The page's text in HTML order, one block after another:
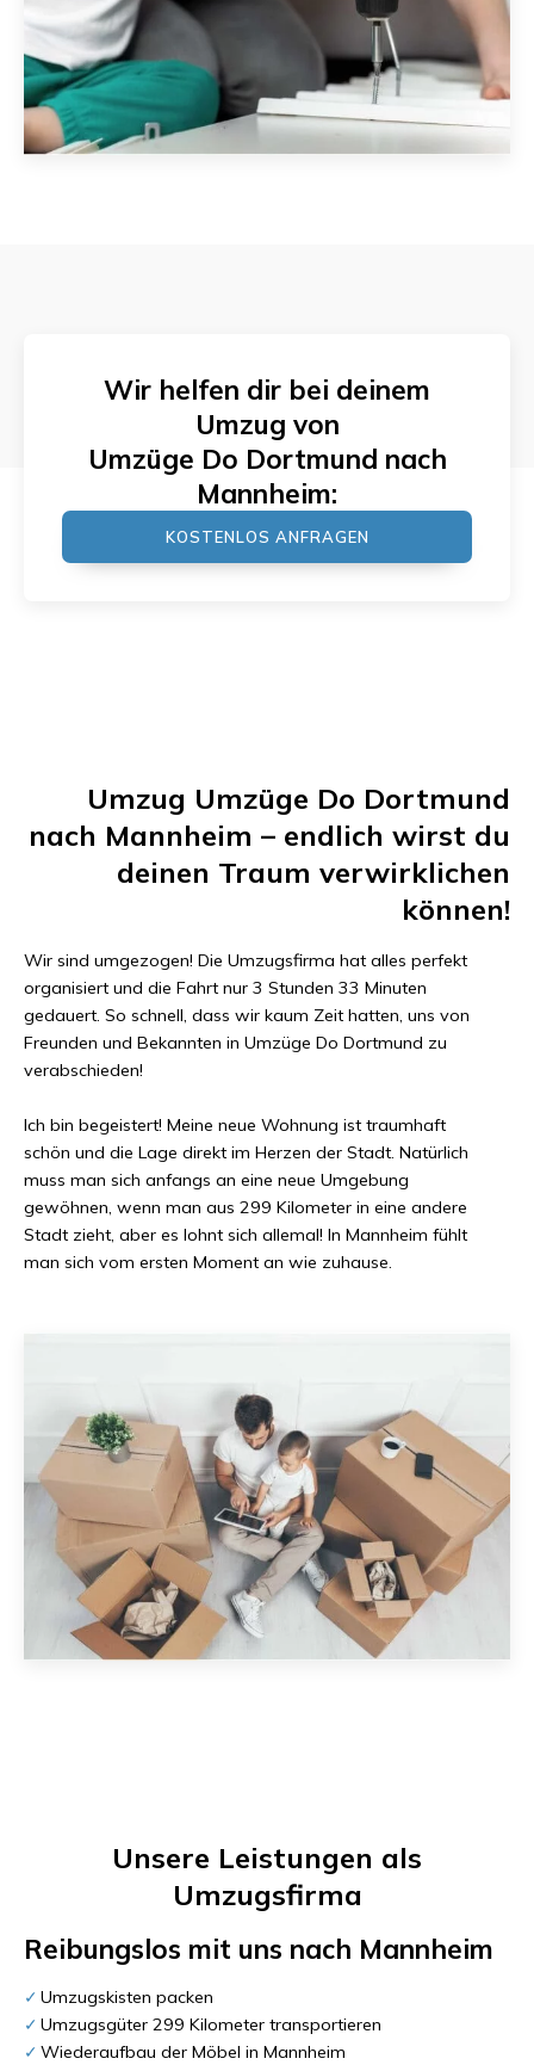
Wir helfen dir bei deinem
Umzug von
Umzüge Do Dortmund nach
Mannheim:
KOSTENLOS ANFRAGEN
Umzug Umzüge Do Dortmund
nach Mannheim – endlich wirst du
deinen Traum verwirklichen
können!
Wir sind umgezogen! Die Umzugsfirma hat alles perfekt
organisiert und die Fahrt nur 3 Stunden 33 Minuten
gedauert. So schnell, dass wir kaum Zeit hatten, uns von
Freunden und Bekannten in Umzüge Do Dortmund zu
verabschieden!
Ich bin begeistert! Meine neue Wohnung ist traumhaft
schön und die Lage direkt im Herzen der Stadt. Natürlich
muss man sich anfangs an eine neue Umgebung
gewöhnen, wenn man aus 299 Kilometer in eine andere
Stadt zieht, aber es lohnt sich allemal! In Mannheim fühlt
man sich vom ersten Moment an wie zuhause.
Unsere Leistungen als
Umzugsfirma
Reibungslos mit uns nach Mannheim
Umzugskisten packen
Umzugsgüter 299 Kilometer transportieren
Wiederaufbau der Möbel in Mannheim